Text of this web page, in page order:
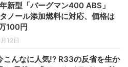
新型「バーグマン400 ABS」
ノール添加燃料に対応、価格は
100円
12日
こんなに人気!? R33の反省を生か